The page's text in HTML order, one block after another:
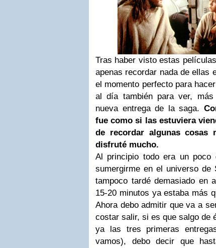
Tras haber visto estas
apenas recordar nada de ellas
el momento perfecto para
al día también para ver,
nueva entrega de la saga.
fue como si las estuviera
de recordar algunas cosas
disfruté mucho.
Al principio todo era un
sumergirme en el universo
tampoco tardé demasiado en
15-20 minutos ya estaba más
Ahora debo admitir que va a
costar salir, si es que salgo de
ya las tres primeras
vamos), debo decir que